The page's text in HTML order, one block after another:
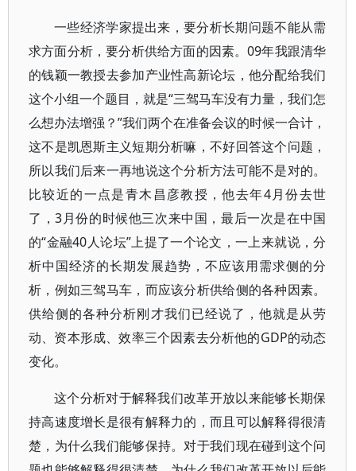
一些经济学家提出来，要分析长期问题不能从需
求方面分析，要分析供给方面的因素。09年我跟清华
的钱颖一教授去参加产业性高新论坛，他分配给我们
这个小组一个题目，就是“三驾马车没有力量，我们怎
么想办法增强？”我们两个在准备会议的时候一合计，
这不是凯恩斯主义短期分析嘛，不好回答这个问题，
所以我们后来一再地说这个分析方法可能不是对的。
比较近的一点是青木昌彦教授，他去年4月份去世
了，3月份的时候他三次来中国，最后一次是在中国
的“金融40人论坛”上提了一个论文，一上来就说，分
析中国经济的长期发展趋势，不应该用需求侧的分
析，例如三驾马车，而应该分析供给侧的各种因素。
供给侧的各种分析刚才我们已经说了，他就是从劳
动、资本形成、效率三个因素去分析他的GDP的动态
变化。
这个分析对于解释我们改革开放以来能够长期保
持高速度增长是很有解释力的，而且可以解释得很清
楚，为什么我们能够保持。对于我们现在碰到这个问